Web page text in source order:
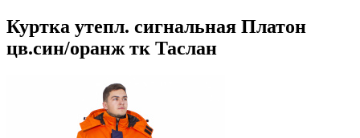
Куртка утепл. сигнальная Платон
цв.син/оранж тк Таслан